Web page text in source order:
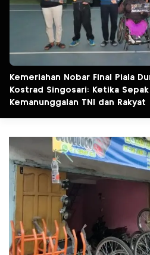
Kemeriahan Nobar Final Piala
Kostrad Singosari: Ketika
Kemanunggalan TNI dan Rakyat